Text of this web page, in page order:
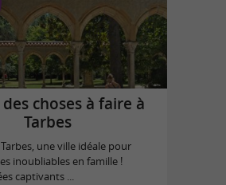
choses à faire à
Tarbes
une ville idéale pour
inoubliables en famille !
captivants ...